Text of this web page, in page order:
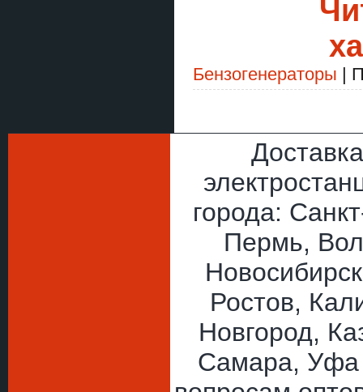
Бензогенераторы |
города:
Пермь,
Ростов,
Новгород,
Самара, Уфа